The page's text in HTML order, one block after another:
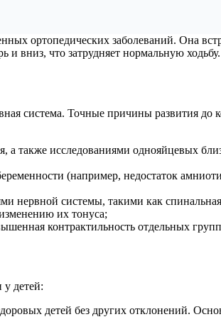
ортопедических заболеваний. Она
и вниз, что затрудняет нормальную ходьбу.
система. Точные причины развития
также исследованиями однояйцевых
(например, недостаток
нервной системы, такими как
их тонуса;
контрактильность отдельных
детей:
детей без других отклонений.